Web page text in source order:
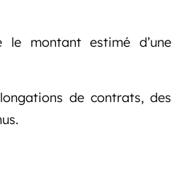
le montant estimé d’une
de contrats, des